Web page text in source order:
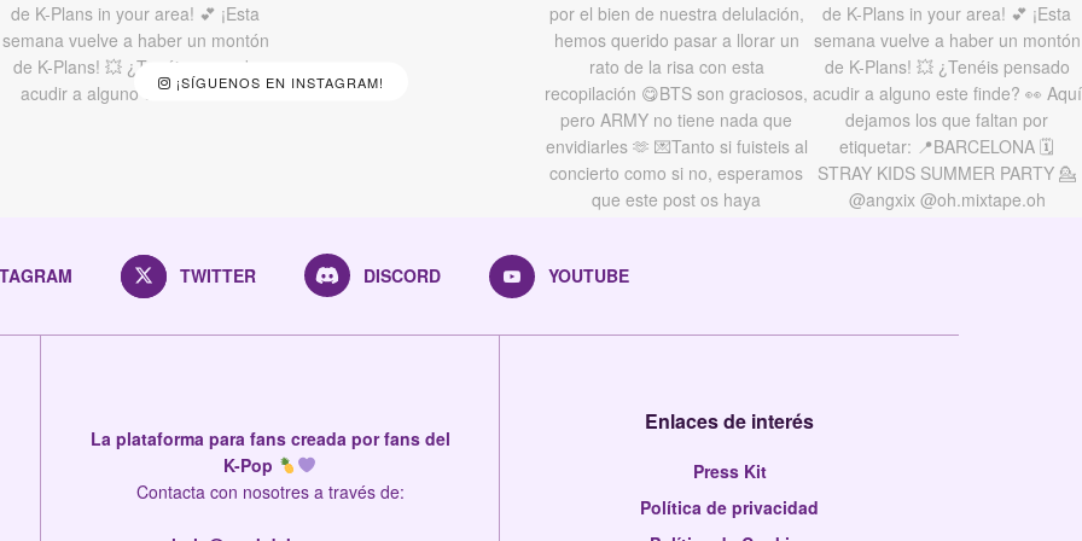
¡SÍGUENOS EN INSTAGRAM!
TWITTER DISCORD YOUTUBE
La plataforma para fans creada por fans del
K-Pop
Contacta con nosotres a través de:
Enlaces de interés
Press Kit
Política de privacidad